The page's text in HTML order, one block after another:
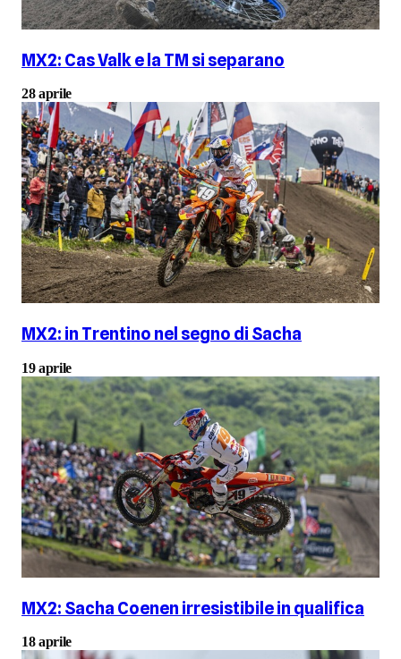
MX2: Cas Valk e la TM si separano
28 aprile
MX2: in Trentino nel segno di Sacha
19 aprile
MX2: Sacha Coenen irresistibile in qualifica
18 aprile